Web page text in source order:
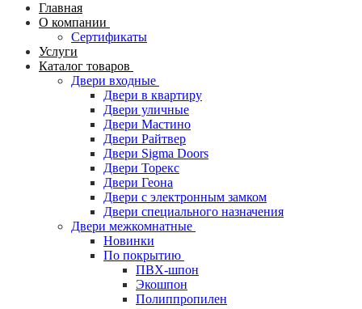
Главная
О компании
Сертификаты
Услуги
Каталог товаров
Двери входные
Двери в квартиру
Двери уличные
Двери Мастино
Двери Райтвер
Двери Sigma Doors
Двери Торекс
Двери Геона
Двери с электронным замком
Двери специального назначения
Двери межкомнатные
Новинки
По покрытию
ПВХ-шпон
Экошпон
Полиппропилен